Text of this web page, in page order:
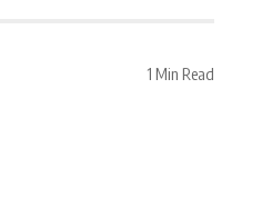
1 Min Read